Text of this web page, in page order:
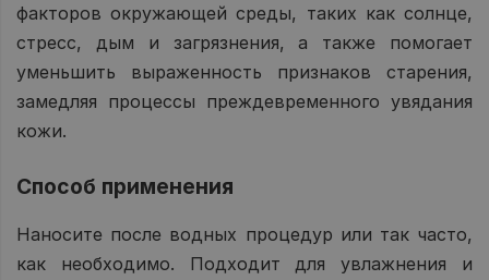
факторов окружающей среды, таких как солнце,
стресс, дым и загрязнения, а также помогает
уменьшить выраженность признаков старения,
замедляя процессы преждевременного увядания
кожи.
Способ применения
Наносите после водных процедур или так часто,
как необходимо. Подходит для увлажнения и